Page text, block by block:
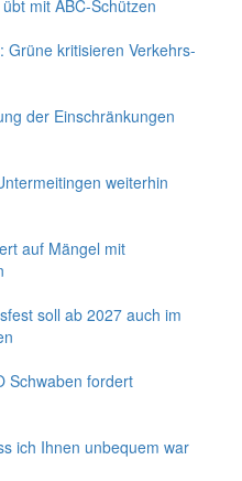
mit ABC-Schüt­zen
Grüne kritisieren Verkehrs-
der Einschränkungen
weiterhin
auf Mängel mit
soll ab 2027 auch im
Schwaben fordert
ich Ihnen unbequem war